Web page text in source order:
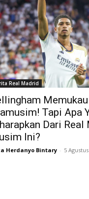
Real Madrid
Tapi Apa
Dari Real
Ini?
Herdanyo Bintary - 5